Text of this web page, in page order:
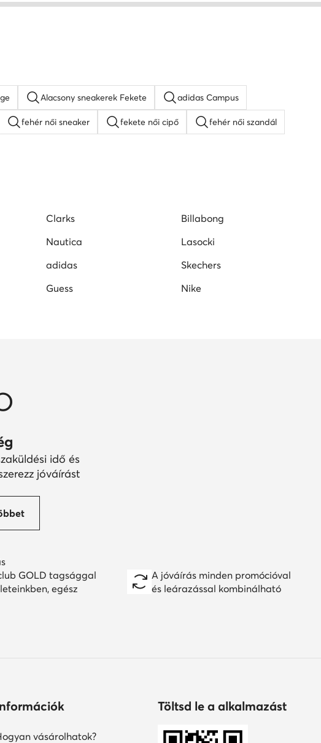
Alacsony sneakerek Fekete adidas Campus
fehér női sneaker fekete női cipő fehér női szandál
Clarks
Billabong
Nautica
Lasocki
adidas
Skechers
Guess Nike
idő és
jóváírást
GOLD tagsággal
egész
A jóváírás minden promócióval
és leárazással kombinálható
vásárolhatok?
Töltsd le a alkalmazást